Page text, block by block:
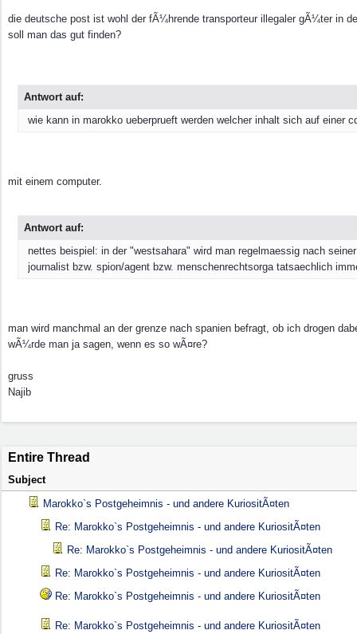
die deutsche post ist wohl der fÃ¼hrende transporteur illegaler gÃ¼ter in
soll man das gut finden?
Antwort auf:
wie kann in marokko ueberprueft werden welcher inhalt sich auf einer
mit einem computer.
Antwort auf:
nettes beispiel: in der "westsahara" wird man regelmaessig nach
journalist bzw. spion/agent bzw. menschenrechtsorga tatsaechlich
man wird manchmal an der grenze nach spanien befragt, ob ich drogen
wÃ¼rde man ja sagen, wenn es so wÃ¤re?
gruss
Najib
Entire Thread
Subject
Marokko`s Postgeheimnis - und andere KuriositÃ¤ten
Re: Marokko`s Postgeheimnis - und andere KuriositÃ¤ten
Re: Marokko`s Postgeheimnis - und andere KuriositÃ¤ten
Re: Marokko`s Postgeheimnis - und andere KuriositÃ¤ten
Re: Marokko`s Postgeheimnis - und andere KuriositÃ¤ten
Re: Marokko`s Postgeheimnis - und andere KuriositÃ¤ten